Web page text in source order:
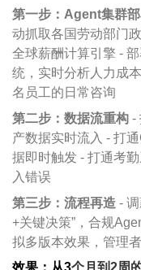
第一步： Agent集群
动抓取各国劳动部门
全球薪酬计算引擎 -
统，实时分析人力成
名员工的日常咨询
第二步：数据流重构 -
产数据实时流入 - 打通
据即时触发 - 打通考
入错误
第三步：流程再造 -
+关键决策” ，合规
拟多版本效果，管理
效果：从3个月到2 周